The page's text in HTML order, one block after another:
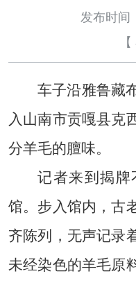
发布时间
【
车子沿雅鲁藏
入山南市贡嘎县克
分羊毛的膻味。
记者来到揭牌
馆。步入馆内，古
齐陈列，无声记录
未经染色的羊毛原